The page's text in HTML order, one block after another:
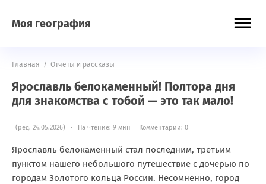
Моя география
Главная / Отчеты и рассказы
Ярославль белокаменный! Полтора дня
для знакомства с тобой — это так мало!
(ред. 24.05.2026) · На чтение: 9 мин Комментарии: 0
Ярославль белокаменный стал последним, третьим
пунктом нашего небольшого путешествие с дочерью по
городам Золотого кольца России. Несомненно, город